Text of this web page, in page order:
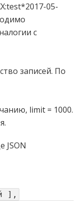
05-
с
записей. По
limit = 1000.
JSON
],